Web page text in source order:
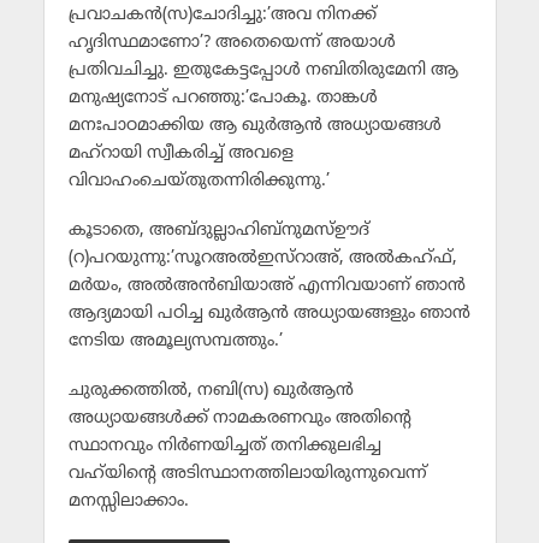
പ്രവാചകന്‍(സ)ചോദിച്ചു:’അവ നിനക്ക്
ഹൃദിസ്ഥമാണോ’? അതെയെന്ന് അയാള്‍
പ്രതിവചിച്ചു. ഇതുകേട്ടപ്പോള്‍ നബിതിരുമേനി ആ
മനുഷ്യനോട് പറഞ്ഞു:’പോകൂ. താങ്കള്‍
മനഃപാഠമാക്കിയ ആ ഖുര്‍ആന്‍ അധ്യായങ്ങള്‍
മഹ്‌റായി സ്വീകരിച്ച് അവളെ
വിവാഹംചെയ്തുതന്നിരിക്കുന്നു.’
കൂടാതെ, അബ്ദുല്ലാഹിബ്‌നുമസ്ഊദ്
(റ)പറയുന്നു:’സൂറഅല്‍ഇസ്‌റാഅ്, അല്‍കഹ്ഫ്,
മര്‍യം, അല്‍അന്‍ബിയാഅ് എന്നിവയാണ് ഞാന്‍
ആദ്യമായി പഠിച്ച ഖുര്‍ആന്‍ അധ്യായങ്ങളും ഞാന്‍
നേടിയ അമൂല്യസമ്പത്തും.’
ചുരുക്കത്തില്‍, നബി(സ) ഖുര്‍ആന്‍
അധ്യായങ്ങള്‍ക്ക് നാമകരണവും അതിന്റെ
സ്ഥാനവും നിര്‍ണയിച്ചത് തനിക്കുലഭിച്ച
വഹ്‌യിന്റെ അടിസ്ഥാനത്തിലായിരുന്നുവെന്ന്
മനസ്സിലാക്കാം.